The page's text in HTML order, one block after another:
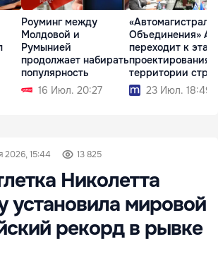
Роуминг между
Молдовой и
Румынией
продолжает набирать
популярность
16 Июл. 20:27
«Автомагистраль
Объединения» A8
переходит к
проектирования
территории
23 Июл. 18:49
2026, 15:44 13 825
Николетта
установила мировой
рекорд в рывке